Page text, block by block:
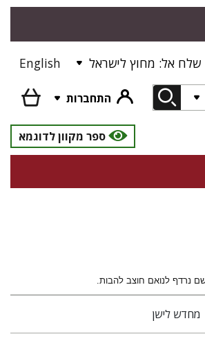
שלח אל: מחוץ לישראל English
התחברות
ספר מקוון לדוגמא
מחדש לישן